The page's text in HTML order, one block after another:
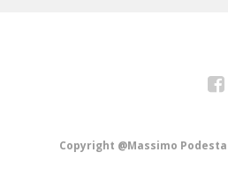
Copyright @Massimo